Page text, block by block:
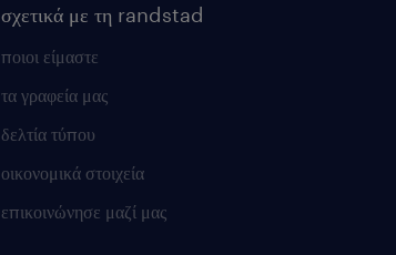
σχετικά με τη randstad
ποιοι είμαστε
τα γραφεία μας
δελτία τύπου
οικονομικά στοιχεία
επικοινώνησε μαζί μας